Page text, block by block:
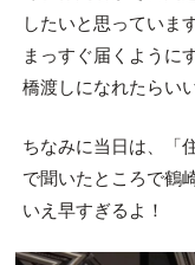
したいと思っていま
まっすぐ届くように
橋渡しになれたらい
ちなみに当日は、「
で聞いたところで鶴
いえ早すぎるよ！